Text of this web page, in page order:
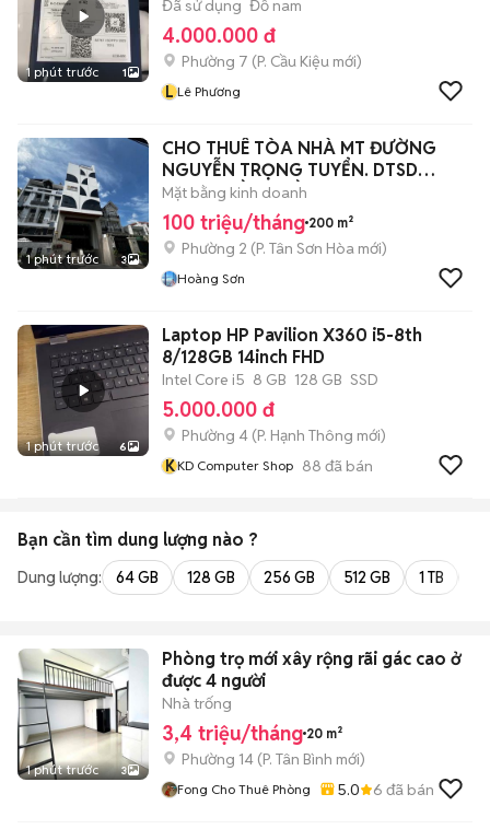
1 phút trước 1
Đã sử dụng Đồ nam
4.000.000 đ
Phường 7 (P. Cầu Kiệu mới)
L Lê Phương
1 phút trước 3
CHO THUÊ TÒA NHÀ MT ĐƯỜNG
NGUYỄN TRỌNG TUYỂN. DTSD
850M2, HẦM 6 LẦU
Mặt bằng kinh doanh
100 triệu/tháng 200 m²
Phường 2 (P. Tân Sơn Hòa mới)
Hoàng Sơn
1 phút trước 6
Laptop HP Pavilion X360 i5-8th
8/128GB 14inch FHD
Intel Core i5 8 GB 128 GB SSD
5.000.000 đ
Phường 4 (P. Hạnh Thông mới)
KKD Computer Shop 88 đã bán
Bạn cần tìm dung lượng nào ?
Dung lượng: 64 GB 128 GB 256 GB 512 GB 1 TB
1 phút trước 3
Phòng trọ mới xây rộng rãi gác cao ở
được 4 người
Nhà trống
3,4 triệu/tháng 20 m²
Phường 14 (P. Tân Bình mới)
Fong Cho Thuê Phòng 5.0 6 đã bán